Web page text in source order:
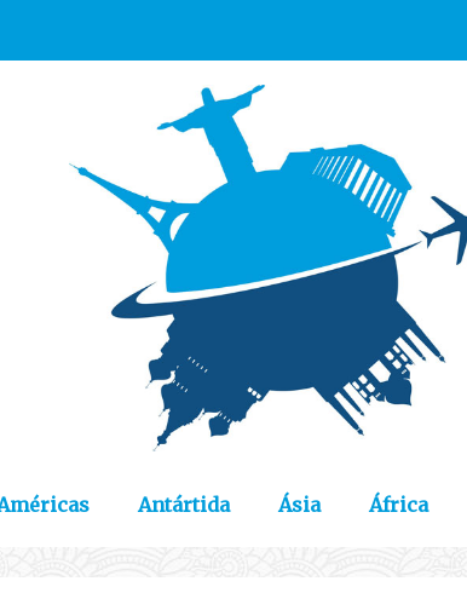
Antártida Ásia África